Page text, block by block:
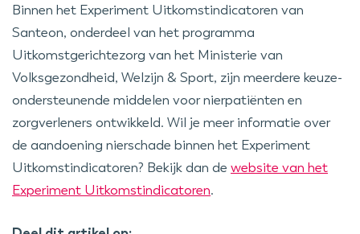
Binnen het Experiment Uitkomstindicatoren van
Santeon, onderdeel van het programma
Uitkomstgerichtezorg van het Ministerie van
Volksgezondheid, Welzijn & Sport, zijn meerdere keuze-
ondersteunende middelen voor nierpatiënten en
zorgverleners ontwikkeld. Wil je meer informatie over
de aandoening nierschade binnen het Experiment
Uitkomstindicatoren? Bekijk dan de website van het
Experiment Uitkomstindicatoren.